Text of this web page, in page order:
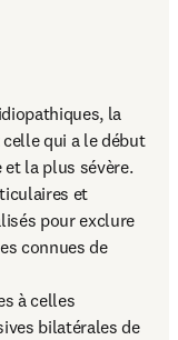
la
qui a le début
la plus sévère.
et
pour exclure
connues de
à celles
bilatérales de